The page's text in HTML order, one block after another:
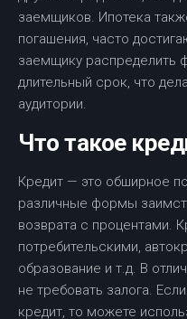
заемщиков. Ипотека
погашения, часто
заемщику распределить
длительный срок, что
аудитории.
Что такое
Кредит — это обширное
различные формы
возврата с процентами.
потребительскими,
образование и т.д. В
не требовать залога.
кредит, то можете